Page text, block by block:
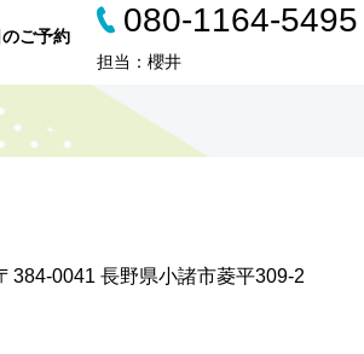
ご予約 080-1164-5495
担当：櫻井
384-0041 長野県小諸市菱平309-2